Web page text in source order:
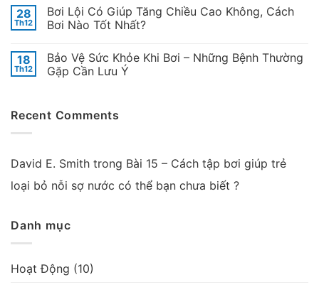
28
Th12
Bơi Lội Có Giúp Tăng Chiều Cao Không, Cách
Bơi Nào Tốt Nhất?
18
Th12
Bảo Vệ Sức Khỏe Khi Bơi – Những Bệnh Thường
Gặp Cần Lưu Ý
Recent Comments
David E. Smith trong Bài 15 – Cách tập bơi giúp trẻ
loại bỏ nỗi sợ nước có thể bạn chưa biết ?
Danh mục
Hoạt Động (10)